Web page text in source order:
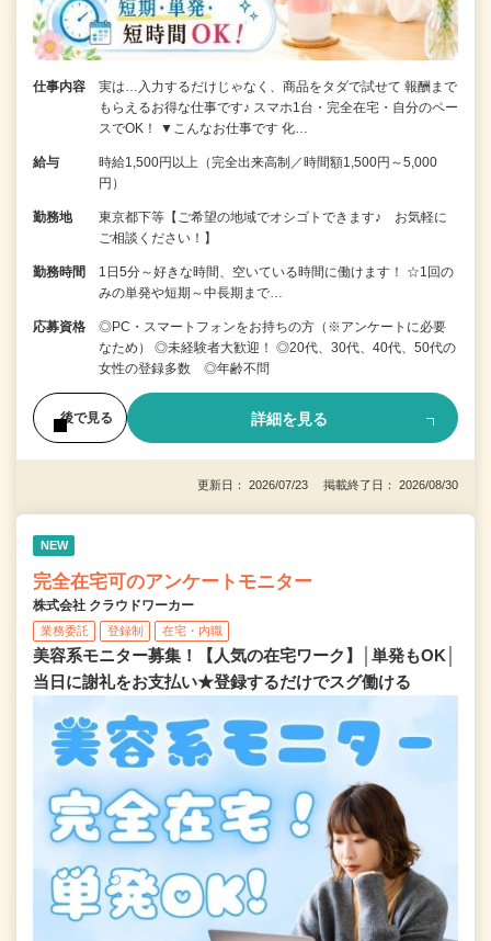
仕事内容
実は…入力するだけじゃなく、商品をタダで試せて 報酬まで
もらえるお得な仕事です♪ スマホ1台・完全在宅・自分のペー
スでOK！ ▼こんなお仕事です 化…
給与
時給1,500円以上（完全出来高制／時間額1,500円～5,000
円）
勤務地
東京都下等【ご希望の地域でオシゴトできます♪ お気軽に
ご相談ください！】
勤務時間
1日5分～好きな時間、空いている時間に働けます！ ☆1回の
みの単発や短期～中長期まで…
応募資格
◎PC・スマートフォンをお持ちの方（※アンケートに必要
なため） ◎未経験者大歓迎！ ◎20代、30代、40代、50代の
女性の登録多数 ◎年齢不問
後で見る 詳細を見る
更新日： 2026/07/23 掲載終了日： 2026/08/30
NEW
完全在宅可のアンケートモニター
株式会社 クラウドワーカー
業務委託 登録制 在宅・内職
美容系モニター募集！【人気の在宅ワーク】│単発もOK│
当日に謝礼をお支払い★登録するだけでスグ働ける